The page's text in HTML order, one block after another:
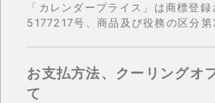
「カレンダープライス」は商標登
5177217号、商品及び役務の区分
お支払方法、クーリングオ
て